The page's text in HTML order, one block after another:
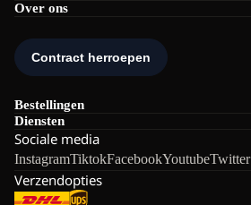
Over ons
Bestellingen
Diensten
Sociale media
InstagramTiktokFacebookYoutubeTwitter
Verzendopties